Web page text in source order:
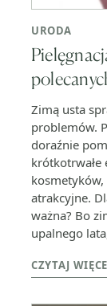
URODA
Zimą usta
problemów.
doraźnie
krótkotrwałe
kosmetyków,
atrakcyjne.
ważna? Bo
upalnego
CZYTAJ